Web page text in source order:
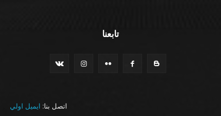
تابعنا
اتصل بنا: ايميل اولي